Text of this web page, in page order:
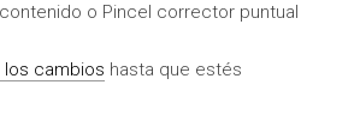
o Pincel corrector puntual
los cambios hasta que estés